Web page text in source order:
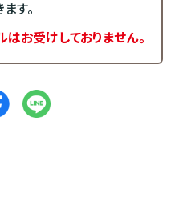
す。
お受けしておりません。